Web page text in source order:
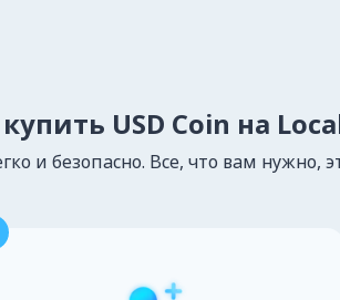
USD Coin на
и безопасно. Все, что вам нужно,